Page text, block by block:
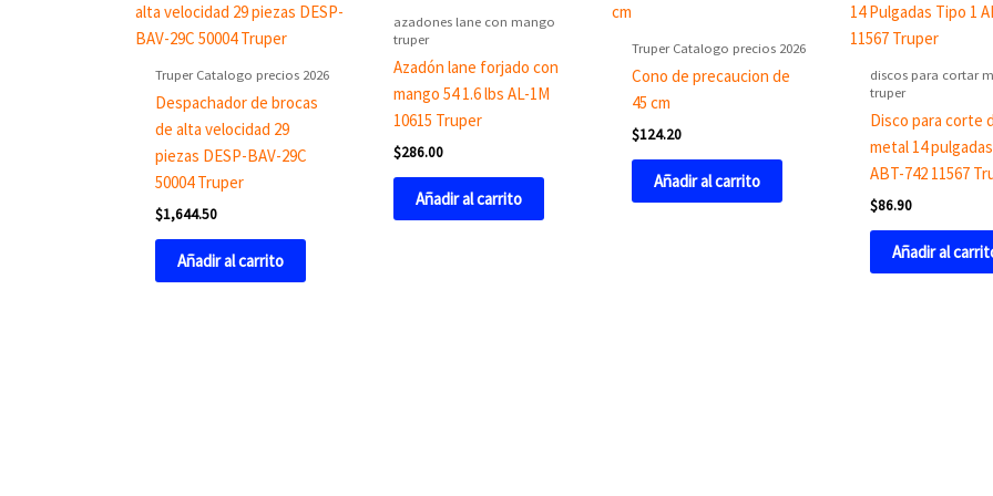
Truper Catalogo precios 2026
Despachador de brocas
de alta velocidad 29
piezas DESP-BAV-29C
50004 Truper
$1,644.50
Añadir al carrito
azadones lane con mango
truper
Azadón lane forjado con
mango 54 1.6 lbs AL-1M
10615 Truper
$286.00
Añadir al carrito
Truper Catalogo precios 2026
Cono de precaucion de
45 cm
$124.20
Añadir al carrito
discos para cortar
truper
Disco para corte
metal 14
ABT-742 11567
$86.90
Añadir al